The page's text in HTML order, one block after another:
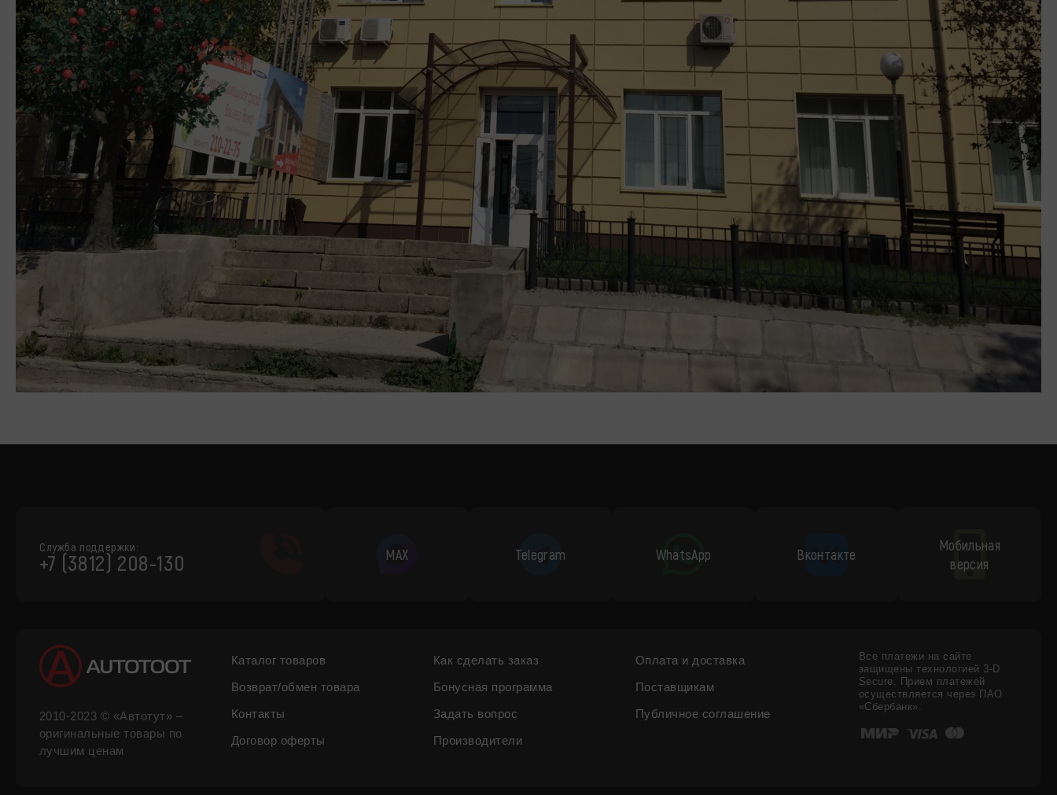
Служба поддержки:
+7 (3812) 208-130 MAX Telegram WhatsApp Вконтакте
Мобильная
версия
2010-2023 © «Автотут» –
оригинальные товары по
лучшим ценам
Каталог товаров Как сделать заказ
Оплата и доставка
Возврат/обмен товара
Бонусная программа
Поставщикам
Контакты
Задать вопрос
Публичное соглашение
Договор оферты
Производители
Все платежи на сайте
защищены технологией 3-D
Secure. Прием платежей
осуществляется через ПАО
«Сбербанк».